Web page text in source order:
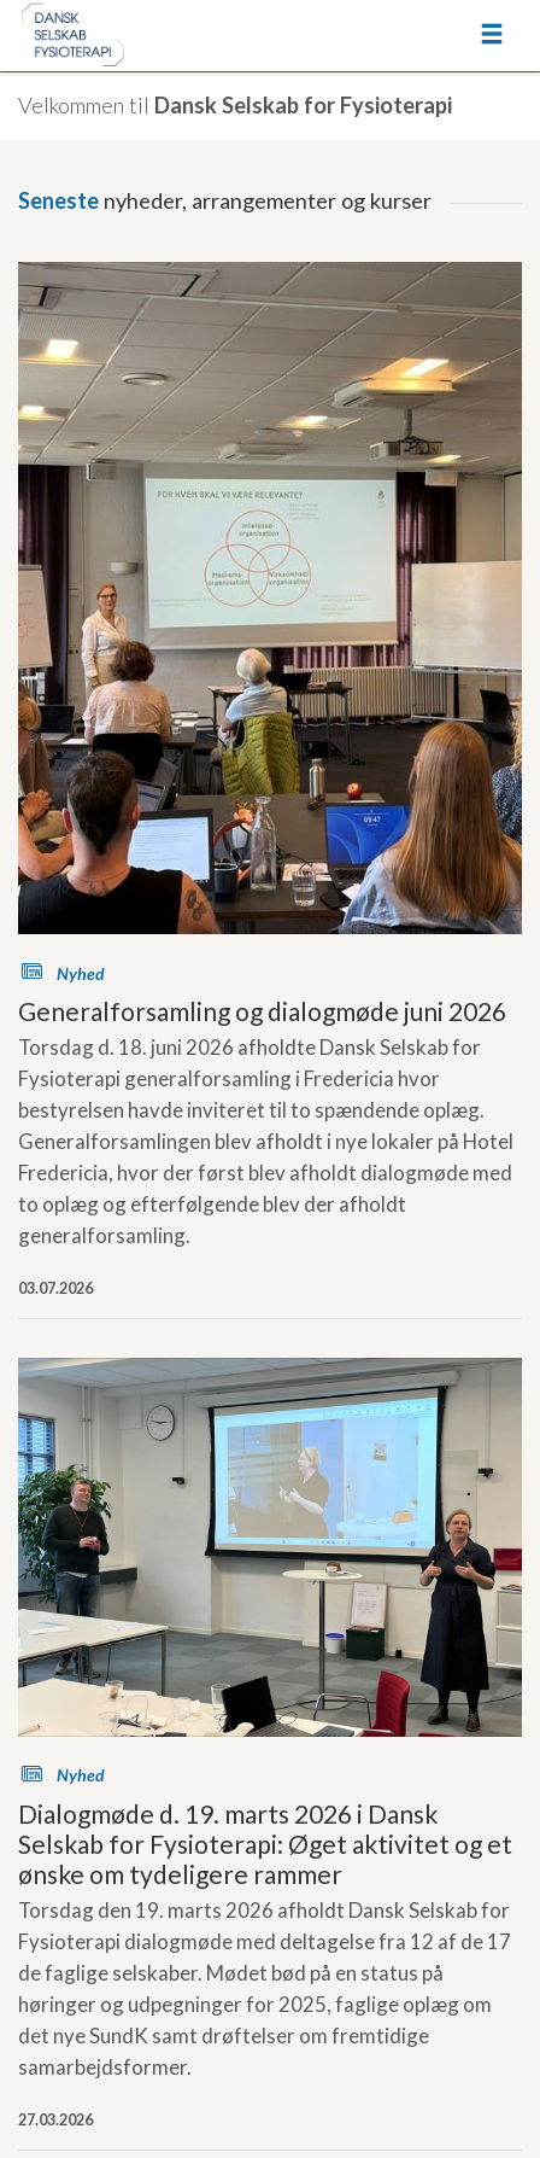
Velkommen til Dansk Selskab for Fysioterapi
Seneste nyheder, arrangementer og kurser
s Nyhed
Generalforsamling og dialogmøde juni 2026
Torsdag d. 18. juni 2026 afholdte Dansk Selskab for
Fysioterapi generalforsamling i Fredericia hvor
bestyrelsen havde inviteret til to spændende oplæg.
Generalforsamlingen blev afholdt i nye lokaler på Hotel
Fredericia, hvor der først blev afholdt dialogmøde med
to oplæg og efterfølgende blev der afholdt
generalforsamling.
03.07.2026
s Nyhed
Dialogmøde d. 19. marts 2026 i Dansk
Selskab for Fysioterapi: Øget aktivitet og et
ønske om tydeligere rammer
Torsdag den 19. marts 2026 afholdt Dansk Selskab for
Fysioterapi dialogmøde med deltagelse fra 12 af de 17
de faglige selskaber. Mødet bød på en status på
høringer og udpegninger for 2025, faglige oplæg om
det nye SundK samt drøftelser om fremtidige
samarbejdsformer.
27.03.2026